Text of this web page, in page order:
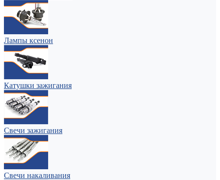
Лампы ксенон
Катушки зажигания
Свечи зажигания
Свечи накаливания